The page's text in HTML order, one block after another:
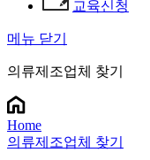
교육신청
메뉴 닫기
의류제조업체 찾기
Home
의류제조업체 찾기